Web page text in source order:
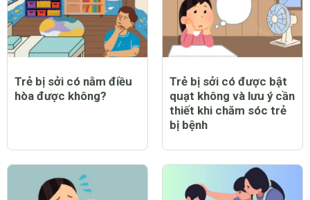
Trẻ bị sởi có nằm điều
hòa được không?
Trẻ bị sởi có được bật
quạt không và lưu ý cần
thiết khi chăm sóc trẻ
bị bệnh